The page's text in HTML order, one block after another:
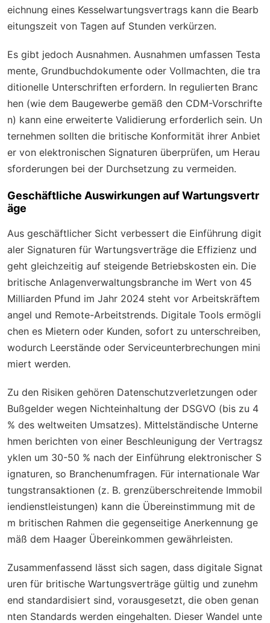
eichnung eines Kesselwartungsvertrags kann die Bearb
eitungszeit von Tagen auf Stunden verkürzen.
Es gibt jedoch Ausnahmen. Ausnahmen umfassen Testa
mente, Grundbuchdokumente oder Vollmachten, die tra
ditionelle Unterschriften erfordern. In regulierten Branc
hen (wie dem Baugewerbe gemäß den CDM-Vorschrifte
n) kann eine erweiterte Validierung erforderlich sein. Un
ternehmen sollten die britische Konformität ihrer Anbiet
er von elektronischen Signaturen überprüfen, um Herau
sforderungen bei der Durchsetzung zu vermeiden.
Geschäftliche Auswirkungen auf Wartungsvertr
äge
Aus geschäftlicher Sicht verbessert die Einführung digit
aler Signaturen für Wartungsverträge die Effizienz und
geht gleichzeitig auf steigende Betriebskosten ein. Die
britische Anlagenverwaltungsbranche im Wert von 45
Milliarden Pfund im Jahr 2024 steht vor Arbeitskräftem
angel und Remote-Arbeitstrends. Digitale Tools ermögli
chen es Mietern oder Kunden, sofort zu unterschreiben,
wodurch Leerstände oder Serviceunterbrechungen mini
miert werden.
Zu den Risiken gehören Datenschutzverletzungen oder
Bußgelder wegen Nichteinhaltung der DSGVO (bis zu 4
% des weltweiten Umsatzes). Mittelständische Unterne
hmen berichten von einer Beschleunigung der Vertragsz
yklen um 30-50 % nach der Einführung elektronischer S
ignaturen, so Branchenumfragen. Für internationale War
tungstransaktionen (z. B. grenzüberschreitende Immobil
iendienstleistungen) kann die Übereinstimmung mit de
m britischen Rahmen die gegenseitige Anerkennung ge
mäß dem Haager Übereinkommen gewährleisten.
Zusammenfassend lässt sich sagen, dass digitale Signat
uren für britische Wartungsverträge gültig und zunehm
end standardisiert sind, vorausgesetzt, die oben genan
nten Standards werden eingehalten. Dieser Wandel unte